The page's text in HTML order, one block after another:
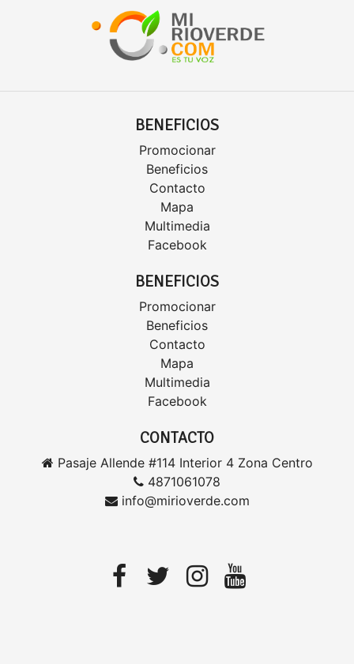
BENEFICIOS
Promocionar
Beneficios
Contacto
Mapa
Multimedia
Facebook
BENEFICIOS
Promocionar
Beneficios
Contacto
Mapa
Multimedia
Facebook
CONTACTO
Pasaje Allende #114 Interior 4 Zona Centro
4871061078
info@mirioverde.com